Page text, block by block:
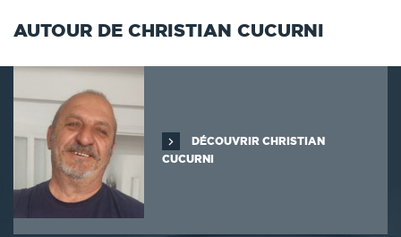
AUTOUR DE CHRISTIAN CUCURNI
DÉCOUVRIR CHRISTIAN
CUCURNI